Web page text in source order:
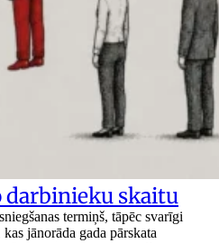
darbinieku skaitu
termiņš, tāpēc svarīgi
jānorāda gada pārskata